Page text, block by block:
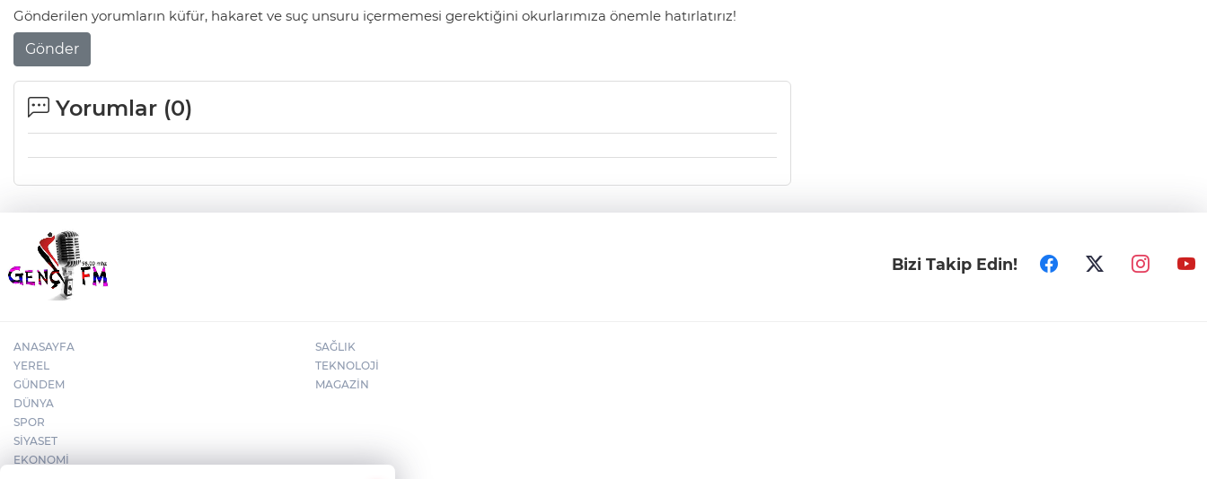
Gönderilen yorumların küfür, hakaret ve suç unsuru içermemesi gerektiğini okurlarımıza önemle hatırlatırız!
Gönder
Yorumlar (0)
Bizi Takip Edin!
ANASAYFA
YEREL
GÜNDEM
DÜNYA
SPOR
SİYASET
EKONOMİ
SAĞLIK
TEKNOLOJİ
MAGAZİN